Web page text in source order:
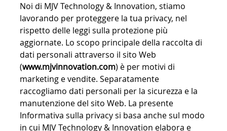
Noi di MJV Technology & Innovation, stiamo
lavorando per proteggere la tua privacy, nel
rispetto delle leggi sulla protezione più
aggiornate. Lo scopo principale della raccolta di
dati personali attraverso il sito Web
(www.mjvinnovation.com) è per motivi di
marketing e vendite. Separatamente
raccogliamo dati personali per la sicurezza e la
manutenzione del sito Web. La presente
Informativa sulla privacy si basa anche sul modo
in cui MJV Technology & Innovation elabora e